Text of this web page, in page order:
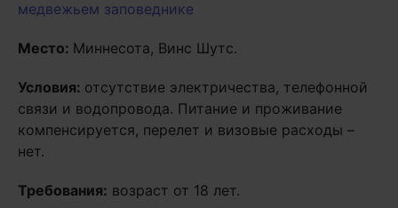
медвежьем заповеднике
Место: Миннесота, Винс Шутс.
Условия: отсутствие электричества, телефонной
связи и водопровода. Питание и проживание
компенсируется, перелет и визовые расходы –
нет.
Требования: возраст от 18 лет.